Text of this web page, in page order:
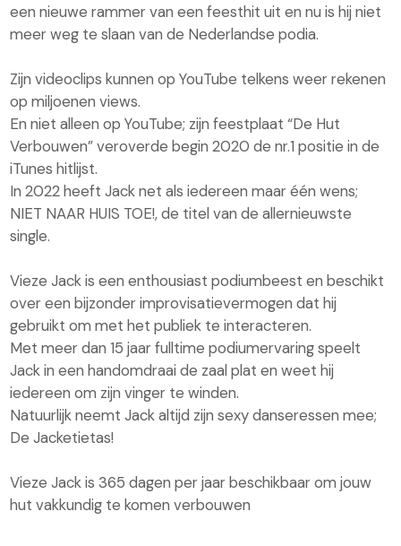
een nieuwe rammer van een feesthit uit en nu is hij niet
meer weg te slaan van de Nederlandse podia.
Zijn videoclips kunnen op YouTube telkens weer rekenen
op miljoenen views.
En niet alleen op YouTube; zijn feestplaat “De Hut
Verbouwen” veroverde begin 2020 de nr.1 positie in de
iTunes hitlijst.
In 2022 heeft Jack net als iedereen maar één wens;
NIET NAAR HUIS TOE!, de titel van de allernieuwste
single.
Vieze Jack is een enthousiast podiumbeest en beschikt
over een bijzonder improvisatievermogen dat hij
gebruikt om met het publiek te interacteren.
Met meer dan 15 jaar fulltime podiumervaring speelt
Jack in een handomdraai de zaal plat en weet hij
iedereen om zijn vinger te winden.
Natuurlijk neemt Jack altijd zijn sexy danseressen mee;
De Jacketietas!
Vieze Jack is 365 dagen per jaar beschikbaar om jouw
hut vakkundig te komen verbouwen